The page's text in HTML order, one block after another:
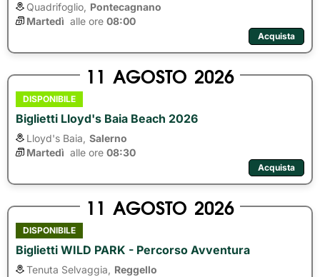
Quadrifoglio, Pontecagnano
Martedì alle ore 08:00
Acquista
11 AGOSTO 2026
DISPONIBILE
Biglietti Lloyd's Baia Beach 2026
Lloyd's Baia, Salerno
Martedì alle ore 08:30
Acquista
11 AGOSTO 2026
DISPONIBILE
Biglietti WILD PARK - Percorso Avventura
Tenuta Selvaggia,
Reggello